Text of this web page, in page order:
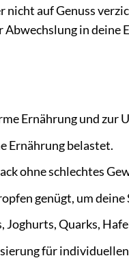
nicht auf Genuss
in
Ernährung und zur
Ernährung belastet.
ohne schlechtes
genügt, um
Joghurts, Quarks,
für individuellen